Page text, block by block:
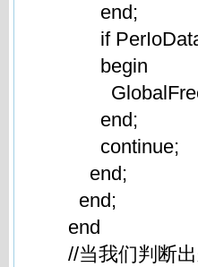
end;
if
begin
end;
continue;
end;
end;
end
//当我们判断出